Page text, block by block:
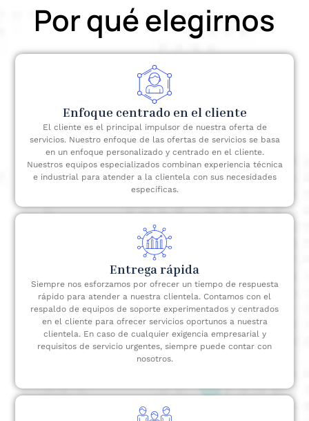
Por qué elegirnos
Enfoque centrado en el cliente
El cliente es el principal impulsor de nuestra oferta de
servicios. Nuestro enfoque de las ofertas de servicios se basa
en un enfoque personalizado y centrado en el cliente.
Nuestros equipos especializados combinan experiencia técnica
e industrial para atender a la clientela con sus necesidades
específicas.
Entrega rápida
Siempre nos esforzamos por ofrecer un tiempo de respuesta
rápido para atender a nuestra clientela. Contamos con el
respaldo de equipos de soporte experimentados y centrados
en el cliente para ofrecer servicios oportunos a nuestra
clientela. En caso de cualquier exigencia empresarial y
requisitos de servicio urgentes, siempre puede contar con
nosotros.